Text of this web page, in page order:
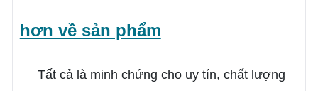
hơn về sản phẩm
Tất cả là minh chứng cho uy tín, chất lượng